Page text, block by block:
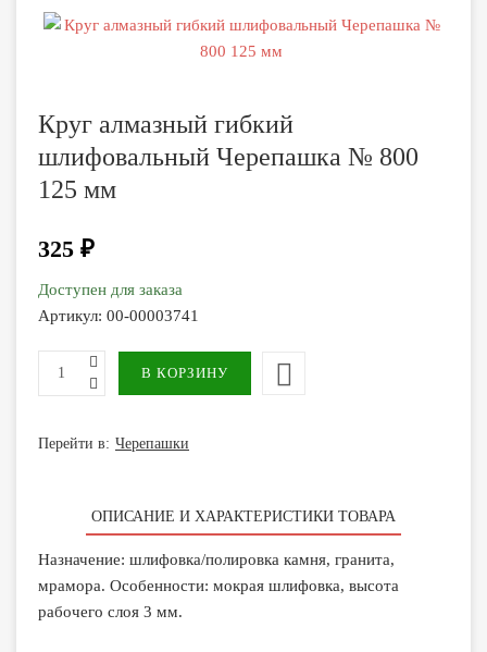
Круг алмазный гибкий
шлифовальный Черепашка № 800
125 мм
325 ₽
Доступен для заказа
Артикул: 00-00003741
Перейти в: Черепашки
ОПИСАНИЕ И ХАРАКТЕРИСТИКИ ТОВАРА
Назначение: шлифовка/полировка камня, гранита,
мрамора. Особенности: мокрая шлифовка, высота
рабочего слоя 3 мм.